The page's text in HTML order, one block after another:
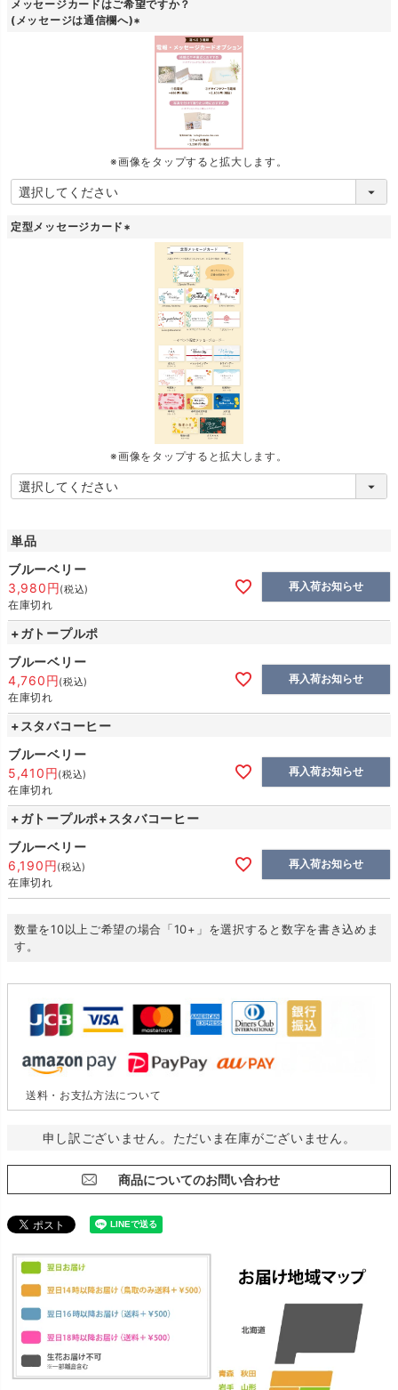
メッセージカードはご希望ですか？
(メッセージは通信欄へ)
※画像をタップすると拡大します。
定型メッセージカード
※画像をタップすると拡大します。
単品
ブルーベリー
3,980
税込
在庫切れ
再入荷お知らせ
+ガトープルポ
ブルーベリー
4,760
税込
在庫切れ
再入荷お知らせ
+スタバコーヒー
ブルーベリー
5,410
税込
在庫切れ
再入荷お知らせ
+ガトープルポ+スタバコーヒー
ブルーベリー
6,190
税込
在庫切れ
再入荷お知らせ
数量を10以上ご希望の場合「10+」を選択すると数字を書き込めま
す。
送料・お支払方法について
申し訳ございません。ただいま在庫がございません。
商品についてのお問い合わせ